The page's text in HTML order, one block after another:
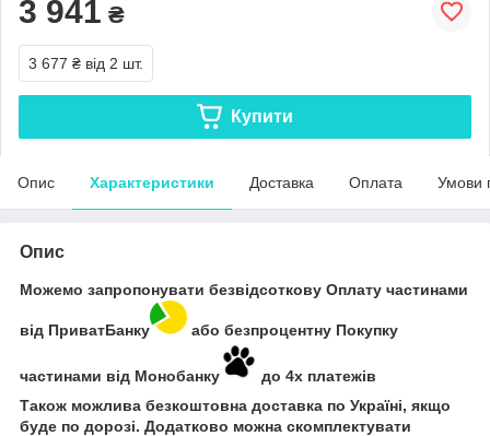
3 941 ₴
3 677 ₴ від 2 шт.
Купити
Опис Характеристики Доставка Оплата Умови
Опис
Можемо запропонувати безвідсоткову Оплату частинами
від ПриватБанку або безпроцентну Покупку
частинами від Монобанку
до 4х платежів
Також можлива безкоштовна доставка по Україні, якщо
буде по дорозі. Додатково можна скомплектувати